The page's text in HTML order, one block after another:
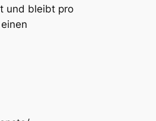
und bleibt pro